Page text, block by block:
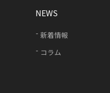
NEWS
新着情報
コラム